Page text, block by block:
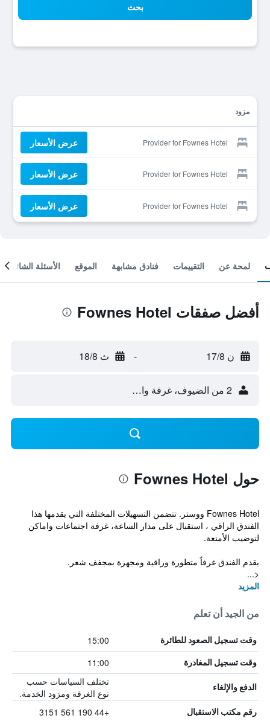
بحث
مزود
Provider for Fownes Hotel عرض الأسعار
Provider for Fownes Hotel عرض الأسعار
Provider for Fownes Hotel عرض الأسعار
لمحة عن التقييمات فنادق مشابهة الموقع الأسئلة الشائعة
أفضل صفقات Fownes Hotel
ن 17/8 - ث 18/8
2 من الضيوف، غرفة واحدة
حول Fownes Hotel
Fownes Hotel ووستر. تتضمن التسهيلات المختلفة التي يقدمها هذا
الفندق الراقي ، استقبال على مدار الساعة، غرفة اجتماعات واماكن
لتوضيب الأمتعة.
يقدم الفندق غرفاً متطورة وراقية ومجهزة بمجفف شعر.
<...
المزيد
من الجيد أن تعلم
وقت تسجيل الصعود للطائرة 15:00
وقت تسجيل المغادرة 11:00
الدفع والإلغاء
تختلف السياسات حسب
نوع الغرفة ومزود الخدمة.
رقم مكتب الاستقبال +44 190 561 3151